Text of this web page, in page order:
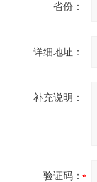
省份：
详细地址：
补充说明：
验证码：